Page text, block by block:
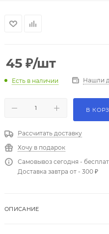
45 ₽/шт
Есть в наличии Нашли
В
Рассчитать доставку
Хочу в подарок
Самовывоз сегодня -
Доставка завтра от - 300 ₽
ОПИСАНИЕ